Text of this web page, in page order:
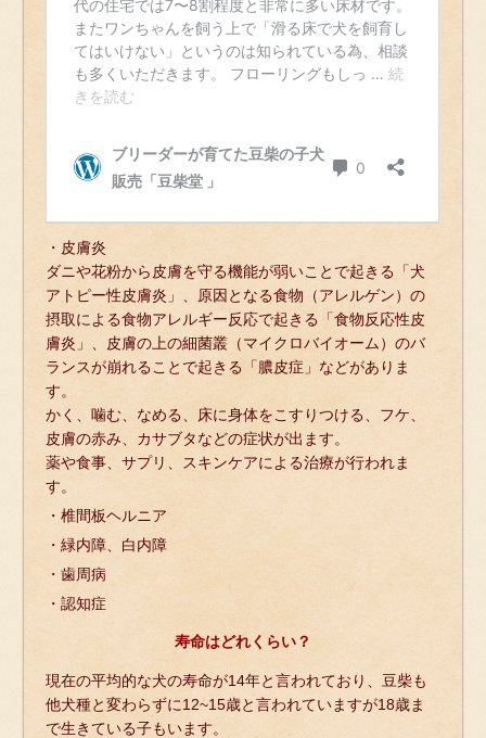
・皮膚炎
ダニや花粉から皮膚を守る機能が弱いことで起きる「犬
アトピー性皮膚炎」、原因となる食物（アレルゲン）の
摂取による食物アレルギー反応で起きる「食物反応性皮
膚炎」、皮膚の上の細菌叢（マイクロバイオーム）のバ
ランスが崩れることで起きる「膿皮症」などがありま
す。
かく、噛む、なめる、床に身体をこすりつける、フケ、
皮膚の赤み、カサブタなどの症状が出ます。
薬や食事、サプリ、スキンケアによる治療が行われま
す。
・椎間板ヘルニア
・緑内障、白内障
・歯周病
・認知症
寿命はどれくらい？
現在の平均的な犬の寿命が14年と言われており、豆柴も
他犬種と変わらずに12~15歳と言われていますが18歳ま
で生きている子もいます。